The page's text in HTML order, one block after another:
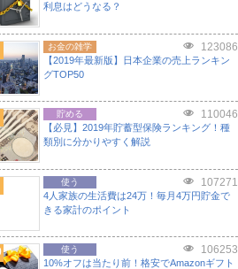
利息はどうなる？
お金の雑学 123086
【2019年最新版】日本企業の売上ランキン
グTOP50
貯める 110046
【必見】2019年貯蓄型保険ランキング！種
類別に分かりやすく解説
使う 107271
4人家族の生活費は24万！毎月4万円貯金で
きる家計のポイント
使う 106253
10%オフは当たり前！格安でAmazonギフト